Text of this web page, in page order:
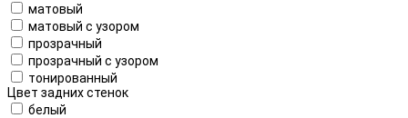
матовый
матовый с узором
прозрачный
прозрачный с узором
тонированный
Цвет задних стенок
белый